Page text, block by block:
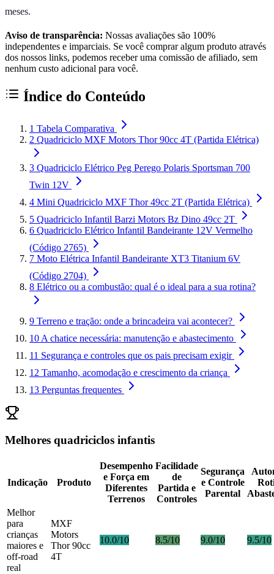
meses.
Aviso de transparência: Nossas avaliações são 100%
independentes e imparciais. Se você comprar algum produto através
dos nossos links, podemos receber uma comissão de afiliado, sem
nenhum custo adicional para você.
Índice do Conteúdo
1 Tabela Comparativa
2 Quadriciclo MXF Motors Thor 90cc 4T (Partida Elétrica)
3 Quadriciclo Elétrico Peg Perego Polaris Sportsman 700
Twin 12V
4 Mini Quadriciclo MXF Thor 49cc 2T (Partida Elétrica)
5 Quadriciclo Infantil Barzi Motors Bz Dino 49cc 2T
6 Quadriciclo Elétrico Infantil Bandeirante 12V Vermelho
(Código 2765)
7 Moto Elétrica Infantil Bandeirante XT3 Titanium 6V
(Código 2704)
8 Elétrico ou a combustão: qual é o ideal para a sua rotina?
9 Terreno e tração: onde a brincadeira vai acontecer?
10 A chatice necessária: manutenção e abastecimento
11 Segurança e controles que os pais precisam exigir
12 Tamanho, acomodação e crescimento da criança
13 Perguntas frequentes
Melhores quadriciclos infantis
Indicação Produto
Desempenho
e Força em
Diferentes
Terrenos
Facilidade
de
Partida e
Controles
Segurança
e Controle
Parental
Melhor
para
crianças
maiores e
off-road
real
MXF
Motors
Thor 90cc
4T
10.0/10 8.5/10 9.0/10 9.5/10